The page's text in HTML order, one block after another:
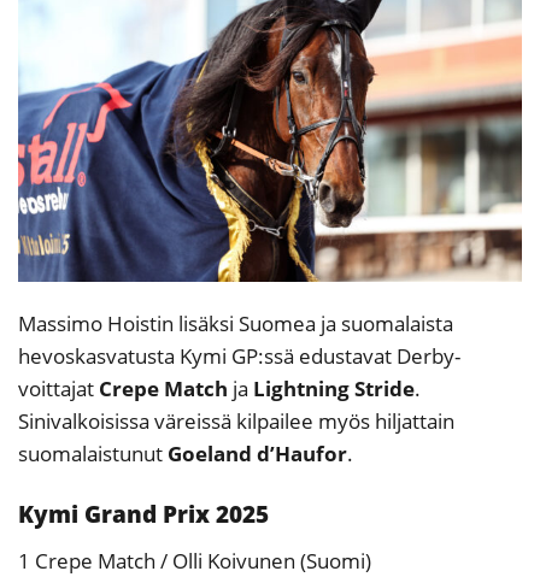
Massimo Hoistin lisäksi Suomea ja suomalaista
hevoskasvatusta Kymi GP:ssä edustavat Derby-
voittajat Crepe Match ja Lightning Stride.
Sinivalkoisissa väreissä kilpailee myös hiljattain
suomalaistunut Goeland d’Haufor.
Kymi Grand Prix 2025
1 Crepe Match / Olli Koivunen (Suomi)